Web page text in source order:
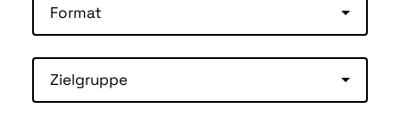
Format
Zielgruppe